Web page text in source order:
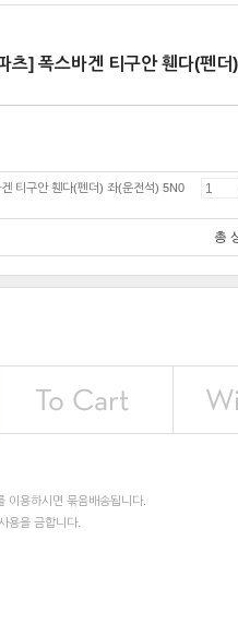
츠] 폭스바겐 티구안 휀다(펜더
티구안 휀다(펜더) 좌(운전석) 5N0
총
이용하시면 묶음배송됩니다.
용을 금합니다.